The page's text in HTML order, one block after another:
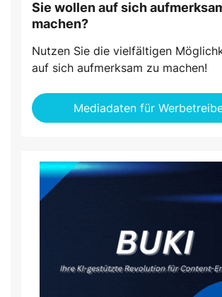
Sie wollen auf sich
machen?
Nutzen Sie die vielfältigen
auf sich aufmerksam zu machen!
Mediadaten für